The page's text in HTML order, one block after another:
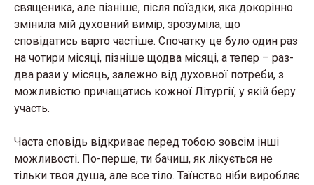
священика, але пізніше, після поїздки, яка докорінно
змінила мій духовний вимір, зрозуміла, що
сповідатись варто частіше. Спочатку це було один раз
на чотири місяці, пізніше щодва місяці, а тепер – раз-
два рази у місяць, залежно від духовної потреби, з
можливістю причащатись кожної Літургії, у якій беру
участь.
Часта сповідь відкриває перед тобою зовсім інші
можливості. По-перше, ти бачиш, як лікується не
тільки твоя душа, але все тіло. Таїнство ніби виробляє